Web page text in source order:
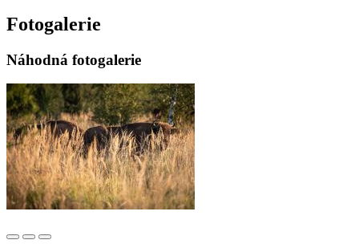
Fotogalerie
Náhodná fotogalerie